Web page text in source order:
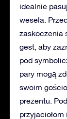
idealnie
wesela.
zaskoczenia
gest, aby
pod
pary mogą
swoim
prezentu.